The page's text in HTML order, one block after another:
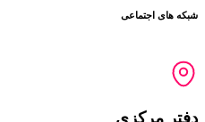
شبکه های اجتماعی
دفتر مرکزی